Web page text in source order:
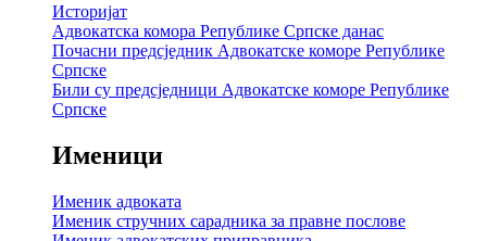
Историјат
Адвокатска комора Републике Српске данас
Почасни предсједник Адвокатске коморе Републике
Српске
Били су предсједници Адвокатске коморе Републике
Српске
Именици
Именик адвоката
Именик стручних сарадника за правне послове